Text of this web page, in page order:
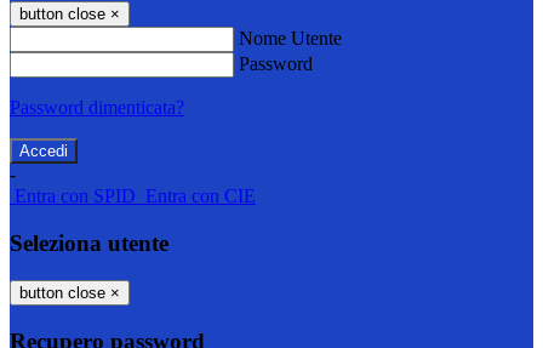
button close ×
Nome Utente
Password
Password dimenticata?
-
Entra con SPID Entra con CIE
Seleziona utente
button close ×
Recupero password